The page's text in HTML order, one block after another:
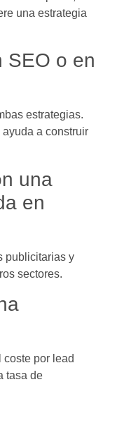
una estrategia
SEO o en
estrategias.
a construir
una
en
publicitarias y
sectores.
coste por lead
tasa de